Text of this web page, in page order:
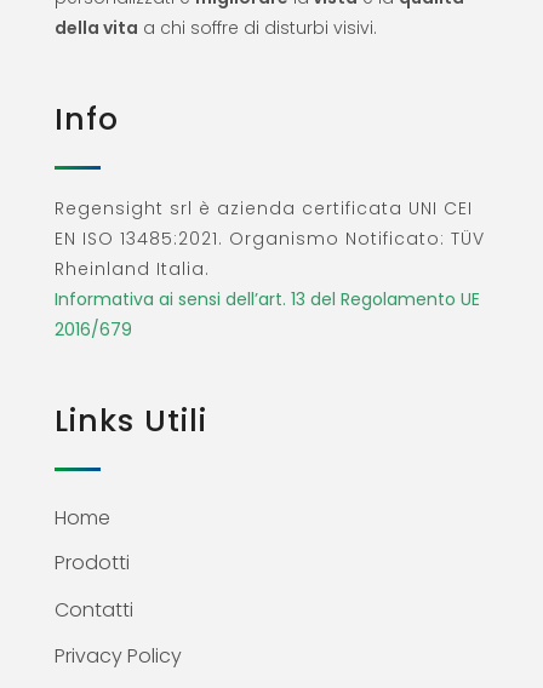
della vita a chi soffre di disturbi visivi.
Info
Regensight srl è azienda certificata UNI CEI
EN ISO 13485:2021. Organismo Notificato: TÜV
Rheinland Italia.
Informativa ai sensi dell’art. 13 del Regolamento UE
2016/679
Links Utili
Home
Prodotti
Contatti
Privacy Policy